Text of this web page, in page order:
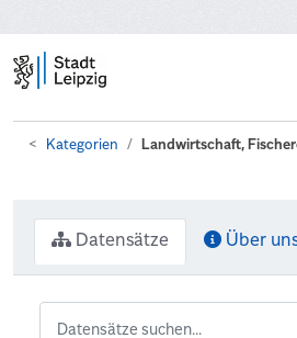
Kategorien Landwirtschaft,
Datensätze Über